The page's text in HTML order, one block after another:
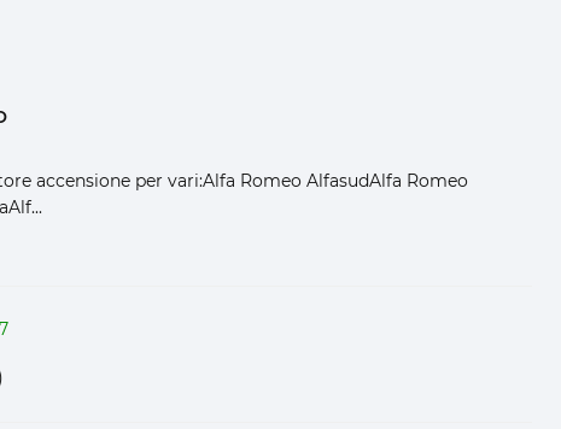
accensione per vari:Alfa Romeo AlfasudAlfa Romeo